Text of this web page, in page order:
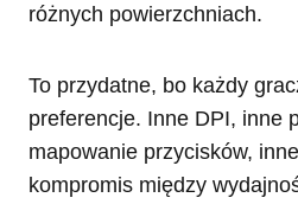
różnych powierzchniach.
To przydatne, bo każdy
preferencje. Inne DPI, inne
mapowanie przycisków,
kompromis między